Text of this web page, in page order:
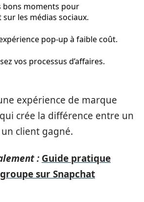
bons moments pour
sur les médias sociaux.
pop-up à faible coût.
vos processus d’affaires.
expérience de marque
crée la différence entre un
client gagné.
: Guide pratique
sur Snapchat